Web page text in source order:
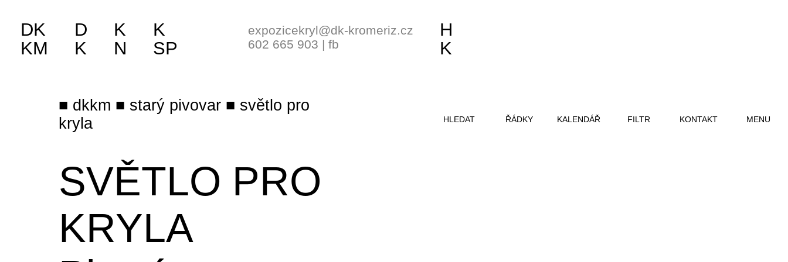
dkkm starý pivovar
světlo pro
kryla
SVĚTLO PRO
KRYLA
DK
KM
D
K
K
N
K
SP
expozicekryl@dk-kromeriz.cz
602 665 903 | fb
H
K
HLEDAT ŘÁDKY KALENDÁŘ FILTR KONTAKT MENU